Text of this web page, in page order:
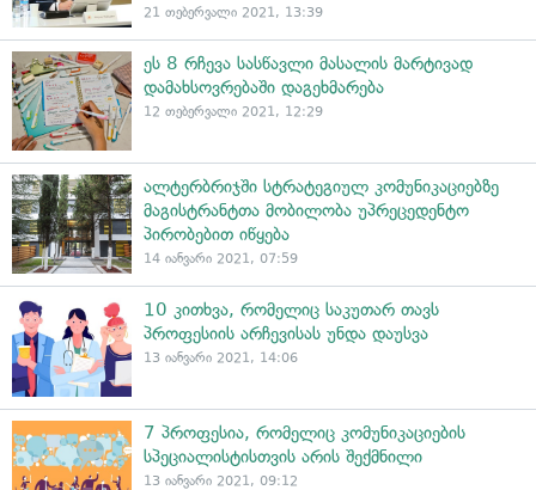
21 თებერვალი 2021, 13:39
ეს 8 რჩევა სასწავლი მასალის მარტივად
დამახსოვრებაში დაგეხმარება
12 თებერვალი 2021, 12:29
ალტერბრიჯში სტრატეგიულ კომუნიკაციებზე
მაგისტრანტთა მობილობა უპრეცედენტო
პირობებით იწყება
14 იანვარი 2021, 07:59
10 კითხვა, რომელიც საკუთარ თავს
პროფესიის არჩევისას უნდა დაუსვა
13 იანვარი 2021, 14:06
7 პროფესია, რომელიც კომუნიკაციების
სპეციალისტისთვის არის შექმნილი
13 იანვარი 2021, 09:12